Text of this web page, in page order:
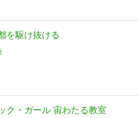
を駆け抜ける
ク・ガール 宙わたる教室